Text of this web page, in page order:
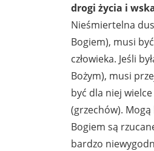
drogi życia i
Nieśmiertelna
Bogiem), musi
człowieka. Jeśli
Bożym), musi
być dla niej
(grzechów).
Bogiem są
bardzo